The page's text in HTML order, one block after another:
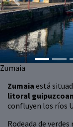
Zumaia está
litoral
confluyen los ríos
Rodeada de
Zumaia
Previous